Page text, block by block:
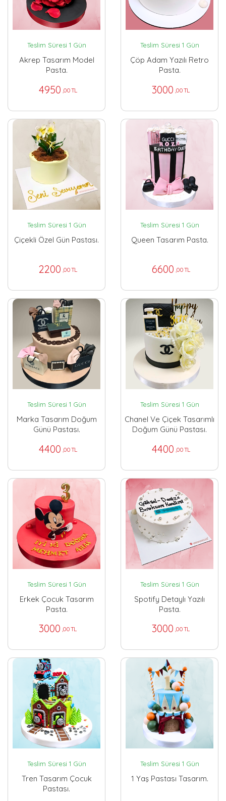
Teslim Süresi 1 Gün
Akrep Tasarım Model
Pasta.
4950 ,00 TL
Teslim Süresi 1 Gün
Çöp Adam Yazılı Retro
Pasta.
3000 ,00 TL
Teslim Süresi 1 Gün
Çiçekli Özel Gün Pastası.
2200 ,00 TL
Teslim Süresi 1 Gün
Queen Tasarım Pasta.
6600 ,00 TL
Teslim Süresi 1 Gün
Marka Tasarım Doğum
Günü Pastası.
4400 ,00 TL
Teslim Süresi 1 Gün
Chanel Ve Çiçek Tasarımlı
Doğum Günü Pastası.
4400 ,00 TL
Teslim Süresi 1 Gün
Erkek Çocuk Tasarım
Pasta.
3000 ,00 TL
Teslim Süresi 1 Gün
Spotify Detaylı Yazılı
Pasta.
3000 ,00 TL
Teslim Süresi 1 Gün
Tren Tasarım Çocuk
Pastası.
Teslim Süresi 1 Gün
1 Yaş Pastası Tasarım.